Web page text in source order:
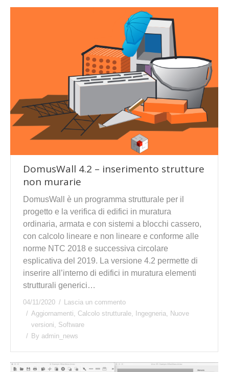
DomusWall 4.2 – inserimento strutture
non murarie
DomusWall è un programma strutturale per il
progetto e la verifica di edifici in muratura
ordinaria, armata e con sistemi a blocchi cassero,
con calcolo lineare e non lineare e conforme alle
norme NTC 2018 e successiva circolare
esplicativa del 2019. La versione 4.2 permette di
inserire all’interno di edifici in muratura elementi
strutturali generici…
04/11/2020
Lascia un commento
Aggiornamenti
Calcolo strutturale Ingegneria
Nuove
versioni
Software
By admin_news